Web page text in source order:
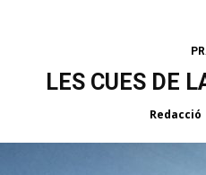
LES CUES DE
Redacció